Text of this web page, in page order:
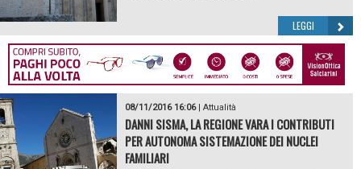
LEGGI
08/11/2016 16:06| Attualità
DANNI SISMA, LA REGIONE VARA I CONTRIBUTI
PER AUTONOMA SISTEMAZIONE DEI NUCLEI
FAMILIARI